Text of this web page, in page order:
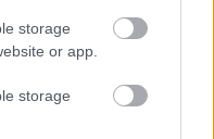
storage
or app.
storage
Toyota Gazoo Racing
Pinterest